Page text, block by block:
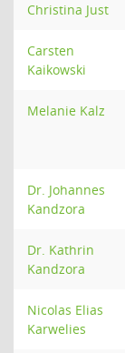
Christina Just
Carsten
Kaikowski
Melanie Kalz
Dr. Johannes
Kandzora
Dr. Kathrin
Kandzora
Nicolas Elias
Karwelies